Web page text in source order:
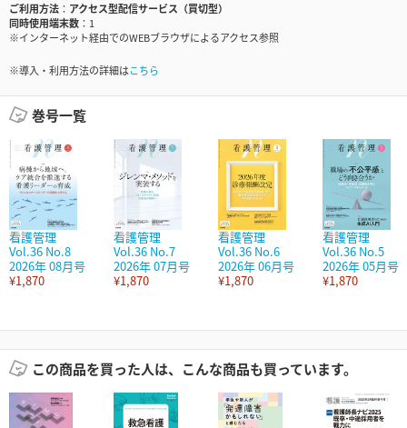
ご利用方法
アクセス型配信サービス（買切型）
同時使用端末数
1
※インターネット経由でのWEBブラウザによるアクセス参照
※導入・利用方法の詳細はこちら
巻号一覧
看護管理
Vol.36 No.8
2026年 08月号
¥1,870
看護管理
Vol.36 No.7
2026年 07月号
¥1,870
看護管理
Vol.36 No.6
2026年 06月号
¥1,870
看護管理
Vol.36 No.5
2026年 05月号
¥1,870
この商品を買った人は、こんな商品も買っています。